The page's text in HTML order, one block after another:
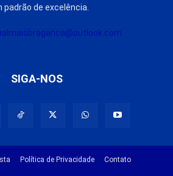
padrão de excelência.
SIGA-NOS
Política de Privacidade Contato